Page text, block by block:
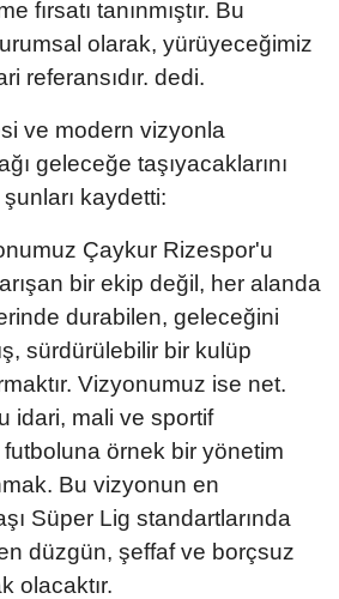
fırsatı tanınmıştır. Bu
olarak, yürüyeceğimiz
referansıdır. dedi.
ve modern vizyonla
geleceğe taşıyacaklarını
kaydetti:
Çaykur Rizespor'u
bir ekip değil, her alanda
durabilen, geleceğini
sürdürülebilir bir kulüp
Vizyonumuz ise net.
idari, mali ve sportif
futboluna örnek bir yönetim
Bu vizyonun en
Süper Lig standartlarında
düzgün, şeffaf ve borçsuz
olacaktır.